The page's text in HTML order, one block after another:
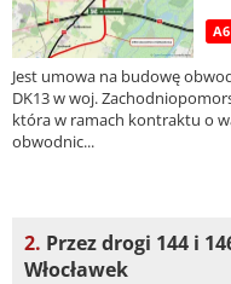
A6
Jest umowa na budowę
DK13 w woj.
która w ramach kontraktu o
obwodnic...
2. Przez drogi 144 i
Włocławek